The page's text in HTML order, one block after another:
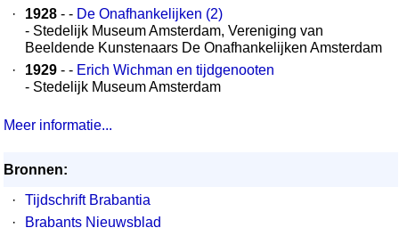
·
1928 - - De Onafhankelijken (2)
- Stedelijk Museum Amsterdam, Vereniging van
Beeldende Kunstenaars De Onafhankelijken Amsterdam
·
1929 - - Erich Wichman en tijdgenooten
- Stedelijk Museum Amsterdam
Meer informatie...
Bronnen:
·
Tijdschrift Brabantia
·
Brabants Nieuwsblad